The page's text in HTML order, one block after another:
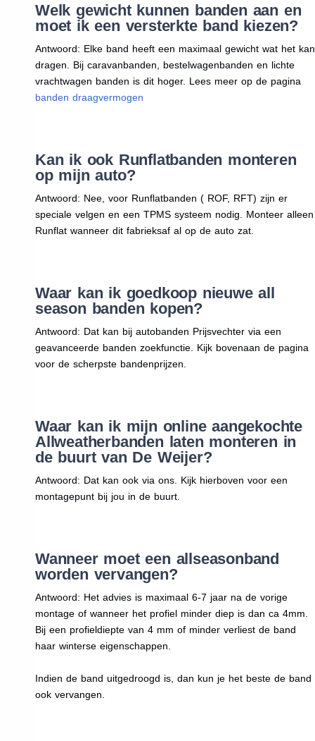
Welk gewicht kunnen banden aan en
moet ik een versterkte band kiezen?
Antwoord: Elke band heeft een maximaal gewicht wat het kan
dragen. Bij caravanbanden, bestelwagenbanden en lichte
vrachtwagen banden is dit hoger. Lees meer op de pagina
banden draagvermogen
Kan ik ook Runflatbanden monteren
op mijn auto?
Antwoord: Nee, voor Runflatbanden ( ROF, RFT) zijn er
speciale velgen en een TPMS systeem nodig. Monteer alleen
Runflat wanneer dit fabrieksaf al op de auto zat.
Waar kan ik goedkoop nieuwe all
season banden kopen?
Antwoord: Dat kan bij autobanden Prijsvechter via een
geavanceerde banden zoekfunctie. Kijk bovenaan de pagina
voor de scherpste bandenprijzen.
Waar kan ik mijn online aangekochte
Allweatherbanden laten monteren in
de buurt van De Weijer?
Antwoord: Dat kan ook via ons. Kijk hierboven voor een
montagepunt bij jou in de buurt.
Wanneer moet een allseasonband
worden vervangen?
Antwoord: Het advies is maximaal 6-7 jaar na de vorige
montage of wanneer het profiel minder diep is dan ca 4mm.
Bij een profieldiepte van 4 mm of minder verliest de band
haar winterse eigenschappen.
Indien de band uitgedroogd is, dan kun je het beste de band
ook vervangen.